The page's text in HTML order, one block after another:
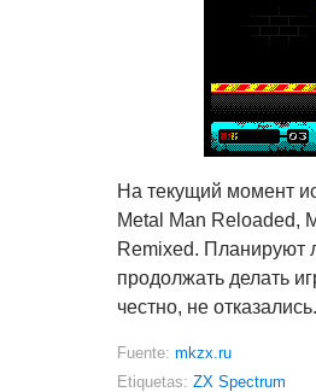
На текущий момент
Metal Man Reloaded,
Remixed. Планируют
продолжать делать
честно, не отказались.
Fuente: mkzx.ru
Etiquetas: ZX Spectrum